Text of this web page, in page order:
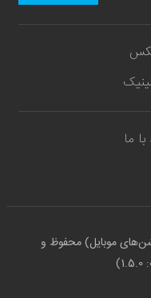
با ما
موبایل) محفوظ و